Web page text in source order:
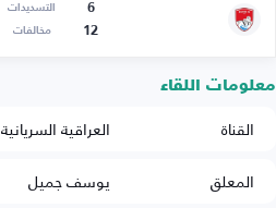
6 التسديدات
12
مخالفات
معلومات اللقاء
القناة
العراقية السريانية
المعلق
يوسف جميل